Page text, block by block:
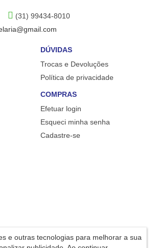
(31) 99434-8010
DÚVIDAS
Trocas e Devoluções
Política de privacidade
COMPRAS
Efetuar login
Esqueci minha senha
Cadastre-se
e outras tecnologias para melhorar a sua